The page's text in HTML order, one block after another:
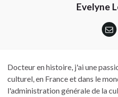
Evelyne
Docteur en histoire, j'ai une
culturel, en France et dans le
l'administration générale de la